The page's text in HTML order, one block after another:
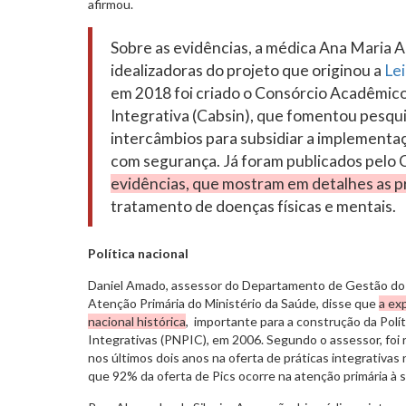
afirmou.
Sobre as evidências, a médica Ana Maria
idealizadoras do projeto que originou a
em 2018 foi criado o Consórcio
Integrativa (Cabsin), que fomentou
intercâmbios para subsidiar a
com segurança. Já foram publicados pelo
evidências, que mostram em detalhes as
tratamento de doenças físicas e mentais.
Política nacional
Daniel Amado, assessor do Departamento de Gestão
Atenção Primária do Ministério da Saúde, disse quea
nacional histórica, importante para a construção da
Integrativas (PNPIC), em 2006. Segundo o assessor,
nos últimos dois anos na oferta de práticas integrativas
que 92% da oferta de Pics ocorre na atenção primária à